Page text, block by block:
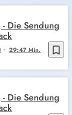
bookmark_border
29:47 Min.
Die Sendung
Die Sendung